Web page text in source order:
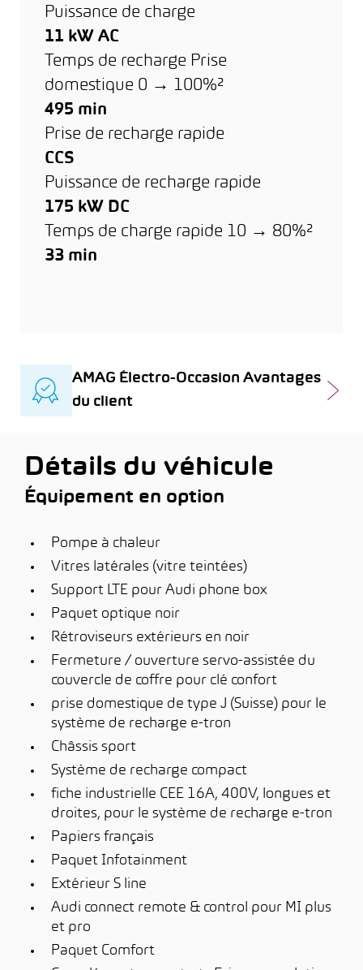
Puissance de charge
11 kW AC
Temps de recharge Prise
domestique 0 → 100%²
495 min
Prise de recharge rapide
CCS
Puissance de recharge rapide
175 kW DC
Temps de charge rapide 10 → 80%²
33 min
AMAG Électro-Occasion Avantages
du client
Détails du véhicule
Équipement en option
Pompe à chaleur
Vitres latérales (vitre teintées)
Support LTE pour Audi phone box
Paquet optique noir
Rétroviseurs extérieurs en noir
Fermeture / ouverture servo-assistée du
couvercle de coffre pour clé confort
prise domestique de type J (Suisse) pour le
système de recharge e-tron
Châssis sport
Système de recharge compact
fiche industrielle CEE 16A, 400V, longues et
droites, pour le système de recharge e-tron
Papiers français
Paquet Infotainment
Extérieur S line
Audi connect remote & control pour MI plus
et pro
Paquet Comfort